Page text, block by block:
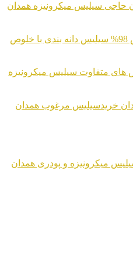
سیلیس میکرونیزه همدان
سیلیس دانه بندی با خلوص
سیلیس میکرونیزه
خریدسیلیس مرغوب همدان
میکرونیزه و پودری همدان